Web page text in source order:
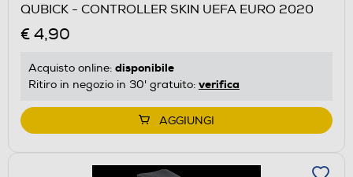
QUBICK - CONTROLLER SKIN UEFA EURO 2020
€ 4,90
Acquisto online: disponibile
Ritiro in negozio in 30' gratuito: verifica
AGGIUNGI